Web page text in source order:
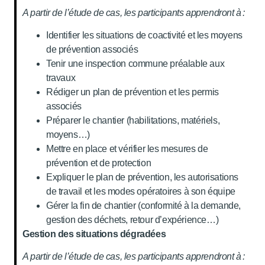
A partir de l’étude de cas, les participants apprendront à :
Identifier les situations de coactivité et les moyens
de prévention associés
Tenir une inspection commune préalable aux
travaux
Rédiger un plan de prévention et les permis
associés
Préparer le chantier (habilitations, matériels,
moyens…)
Mettre en place et vérifier les mesures de
prévention et de protection
Expliquer le plan de prévention, les autorisations
de travail et les modes opératoires à son équipe
Gérer la fin de chantier (conformité à la demande,
gestion des déchets, retour d’expérience…)
Gestion des situations dégradées
A partir de l’étude de cas, les participants apprendront à :